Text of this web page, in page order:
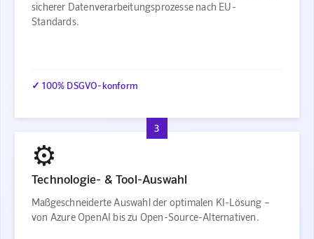
sicherer Datenverarbeitungsprozesse nach EU-
Standards.
✓ 100% DSGVO-konform
3
⚙️
Technologie- & Tool-Auswahl
Maßgeschneiderte Auswahl der optimalen KI-Lösung –
von Azure OpenAI bis zu Open-Source-Alternativen.